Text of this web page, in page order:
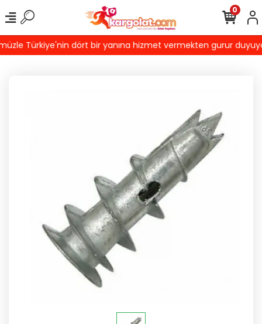
Türkiye'nin dört bir yanına hizmet vermekten gurur
0